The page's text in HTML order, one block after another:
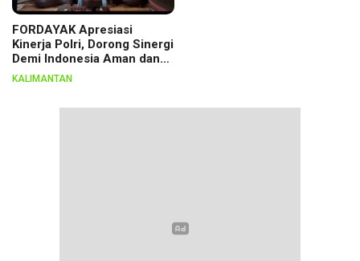
FORDAYAK Apresiasi
Kinerja Polri, Dorong Sinergi
Demi Indonesia Aman dan
Berkeadilan
KALIMANTAN